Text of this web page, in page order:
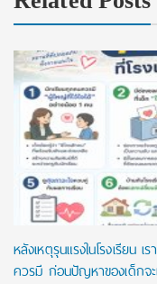
หลังเหตุรุนแรงในโรงเรียน เ
ควรมี ก่อนปัญหาของเด็กจ